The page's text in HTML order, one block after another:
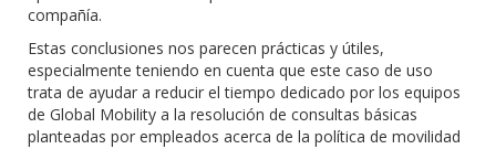
compañía.
Estas conclusiones nos parecen prácticas y útiles,
especialmente teniendo en cuenta que este caso de uso
trata de ayudar a reducir el tiempo dedicado por los equipos
de Global Mobility a la resolución de consultas básicas
planteadas por empleados acerca de la política de movilidad